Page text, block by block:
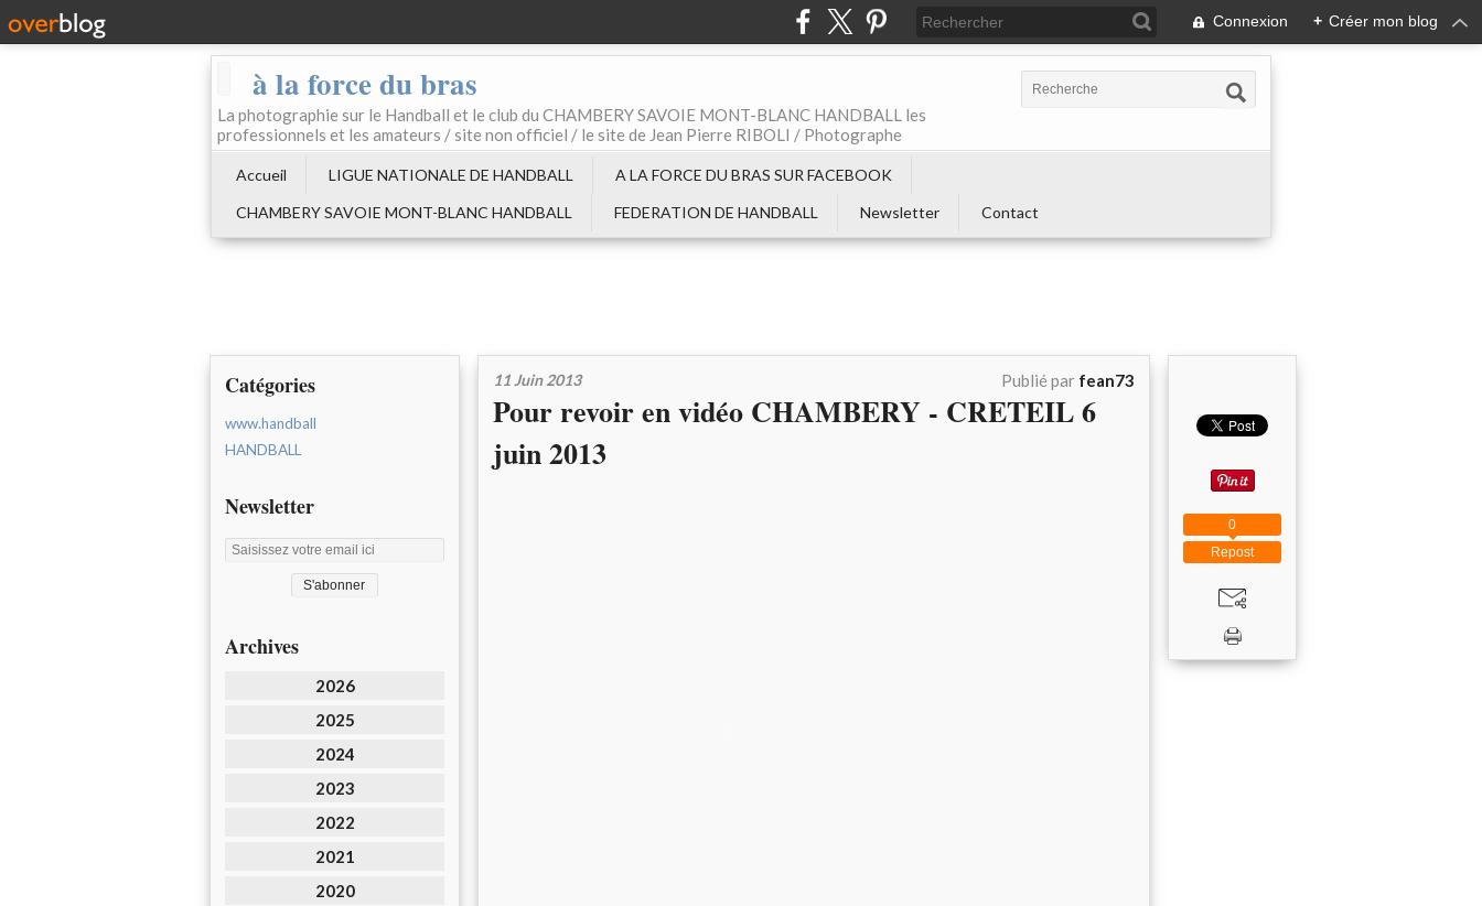
Connexion + Créer mon blog
à la force du bras
La photographie sur le Handball et le club du CHAMBERY SAVOIE MONT-BLANC HANDBALL les
professionnels et les amateurs / site non officiel / le site de Jean Pierre RIBOLI / Photographe
Accueil LIGUE NATIONALE DE HANDBALL
A LA FORCE DU BRAS SUR FACEBOOK
CHAMBERY SAVOIE MONT-BLANC HANDBALL
FEDERATION DE HANDBALL Newsletter Contact
Catégories
www.handball
HANDBALL
Newsletter
Archives
2026
2025
2024
2023
2022
2021
2020
11 Juin 2013 Publié par fean73
Pour revoir en vidéo CHAMBERY - CRETEIL 6
juin 2013
Repost
0